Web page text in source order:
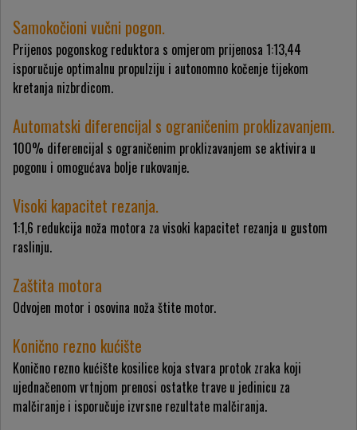
Samokočioni vučni pogon.
Prijenos pogonskog reduktora s omjerom prijenosa 1:13,44
isporučuje optimalnu propulziju i autonomno kočenje tijekom
kretanja nizbrdicom.
Automatski diferencijal s ograničenim proklizavanjem.
100% diferencijal s ograničenim proklizavanjem se aktivira u
pogonu i omogućava bolje rukovanje.
Visoki kapacitet rezanja.
1:1,6 redukcija noža motora za visoki kapacitet rezanja u gustom
raslinju.
Zaštita motora
Odvojen motor i osovina noža štite motor.
Konično rezno kućište
Konično rezno kućište kosilice koja stvara protok zraka koji
ujednačenom vrtnjom prenosi ostatke trave u jedinicu za
malčiranje i isporučuje izvrsne rezultate malčiranja.